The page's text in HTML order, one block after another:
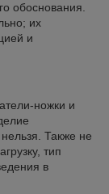
обоснования.
их
и
ножки и
Также не
тип
в